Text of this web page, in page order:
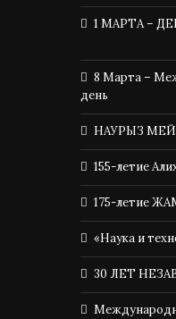
1 МАРТА –
8 Марта –
день
НАУРЫЗ
155-летие
175-летие
«Наука и
30 ЛЕТ